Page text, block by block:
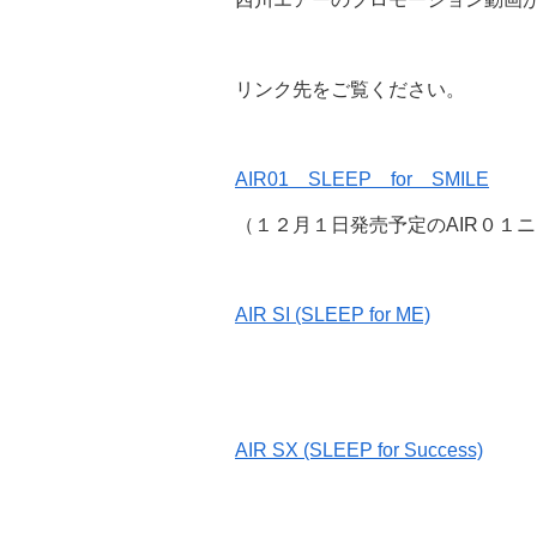
リンク先をご覧ください。
AIR01 SLEEP for SMILE
（１２月１日発売予定のAIR０１ニ
AIR SI (SLEEP for ME)
AIR SX (SLEEP for Success)